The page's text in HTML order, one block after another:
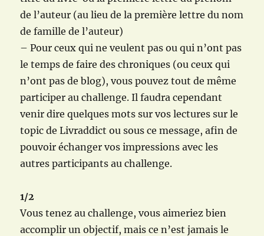
de l’auteur (au lieu de la première lettre du nom
de famille de l’auteur)
– Pour ceux qui ne veulent pas ou qui n’ont pas
le temps de faire des chroniques (ou ceux qui
n’ont pas de blog), vous pouvez tout de même
participer au challenge. Il faudra cependant
venir dire quelques mots sur vos lectures sur le
topic de Livraddict ou sous ce message, afin de
pouvoir échanger vos impressions avec les
autres participants au challenge.
1/2
Vous tenez au challenge, vous aimeriez bien
accomplir un objectif, mais ce n’est jamais le